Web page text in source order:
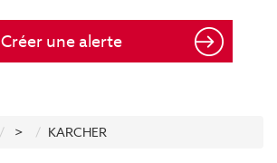
Créer une alerte
> KARCHER